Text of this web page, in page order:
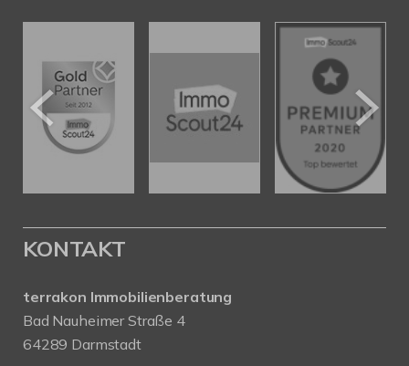
KONTAKT
terrakon Immobilienberatung
Bad Nauheimer Straße 4
64289 Darmstadt